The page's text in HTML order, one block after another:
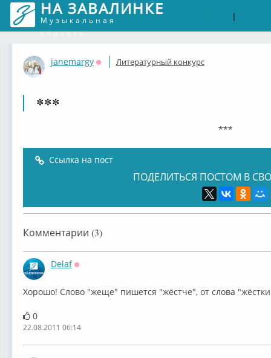
НА ЗАВАЛИНКЕ
Музыкальная
соцсеть
|
janemargy
Оффлайн
Литературный конкурс
***
***
Ссылка на пост
ПОДЕЛИТЬСЯ ПОСТОМ В
Комментарии (3)
Delaf
Хорошо! Слово "жеще" пишется "жёстче", от слова
0
22.08.2011 06:14